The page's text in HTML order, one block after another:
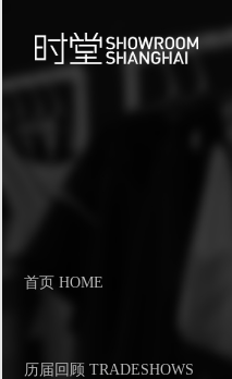
首页 HOME
历届回顾 TRADESHOWS